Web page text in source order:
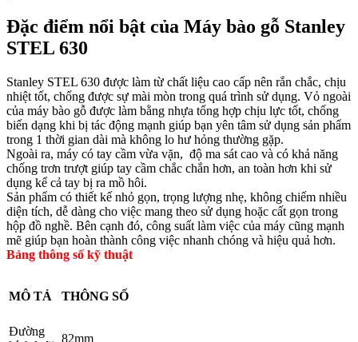
Đặc điểm nổi bật của Máy bào gỗ Stanley
STEL 630
Stanley STEL 630 được làm từ chất liệu cao cấp nên rắn chắc, chịu
nhiệt tốt, chống được sự mài mòn trong quá trình sử dụng. Vỏ ngoài
của máy bào gỗ được làm bằng nhựa tổng hợp chịu lực tốt, chống
biến dạng khi bị tác động mạnh giúp bạn yên tâm sử dụng sản phẩm
trong 1 thời gian dài mà không lo hư hỏng thường gặp.
Ngoài ra, máy có tay cầm vừa vặn, độ ma sát cao và có khả năng
chống trơn trượt giúp tay cầm chắc chắn hơn, an toàn hơn khi sử
dụng kể cả tay bị ra mồ hôi.
Sản phẩm có thiết kế nhỏ gọn, trọng lượng nhẹ, không chiếm nhiều
diện tích, dễ dàng cho việc mang theo sử dụng hoặc cất gọn trong
hộp đồ nghề. Bên cạnh đó, công suất làm việc của máy cũng mạnh
mẽ giúp bạn hoàn thành công việc nhanh chóng và hiệu quả hơn.
Bảng thông số kỹ thuật
MÔ TẢ THÔNG SỐ
Đường
82mm